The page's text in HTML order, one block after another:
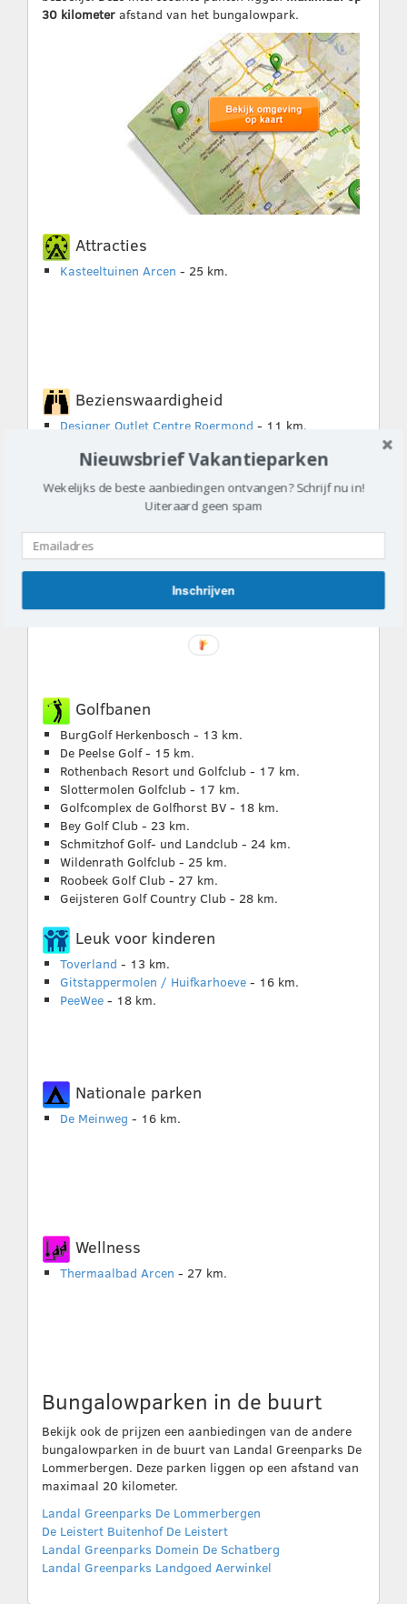
30 kilometer afstand van het bungalowpark.
Attracties
Kasteeltuinen Arcen - 25 km.
Bezienswaardigheid
Designer Outlet Centre Roermond - 11 km.
Leerke Ven Beverplas- 23 km.
Thorn
- 27 km.
Bijzonder restaurant
De Hoeskamer - 17 km.
Da Vinci - 24 km.
Golfbanen
BurgGolf Herkenbosch - 13 km.
De Peelse Golf - 15 km.
Rothenbach Resort und Golfclub - 17 km.
Slottermolen Golfclub - 17 km.
Golfcomplex de Golfhorst BV - 18 km.
Bey Golf Club - 23 km.
Schmitzhof Golf- und Landclub - 24 km.
Wildenrath Golfclub - 25 km.
Roobeek Golf Club - 27 km.
Geijsteren Golf Country Club - 28 km.
Leuk voor kinderen
Toverland - 13 km.
Gitstappermolen / Huifkarhoeve - 16 km.
PeeWee - 18 km.
Nationale parken
De Meinweg - 16 km.
Wellness
Thermaalbad Arcen - 27 km.
Bungalowparken in de buurt
Bekijk ook de prijzen een aanbiedingen van de andere
bungalowparken in de buurt van Landal Greenparks De
Lommerbergen. Deze parken liggen op een afstand van
maximaal 20 kilometer.
Landal Greenparks De Lommerbergen
De Leistert Buitenhof De Leistert
Landal Greenparks Domein De Schatberg
Landal Greenparks Landgoed Aerwinkel
Nieuwsbrief Vakantieparken
Wekelijks de beste aanbiedingen ontvangen? Schrijf nu in!
Uiteraard geen spam
Inschrijven